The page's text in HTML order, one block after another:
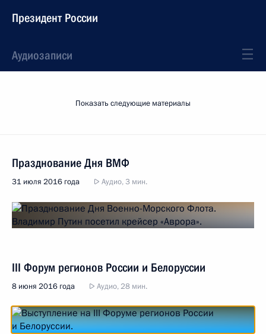
Президент России
Аудиозаписи
Показать следующие материалы
Празднование Дня ВМФ
31 июля 2016 года Аудио, 3 мин.
III Форум регионов России и Белоруссии
8 июня 2016 года Аудио, 28 мин.